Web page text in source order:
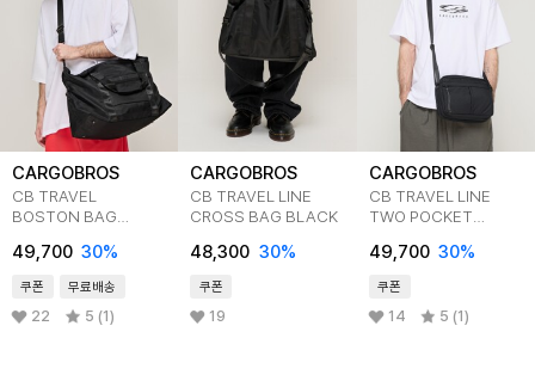
CARGOBROS
CB TRAVEL
BOSTON BAG
49,700 30%
쿠폰 무료배송
22 5 (1)
CARGOBROS
CB TRAVEL LINE
CROSS BAG BLACK
48,300 30%
쿠폰
19
CARGOBROS
CB TRAVEL LINE
TWO POCKET
(BLACK)
49,700 30%
쿠폰
14 5 (1)